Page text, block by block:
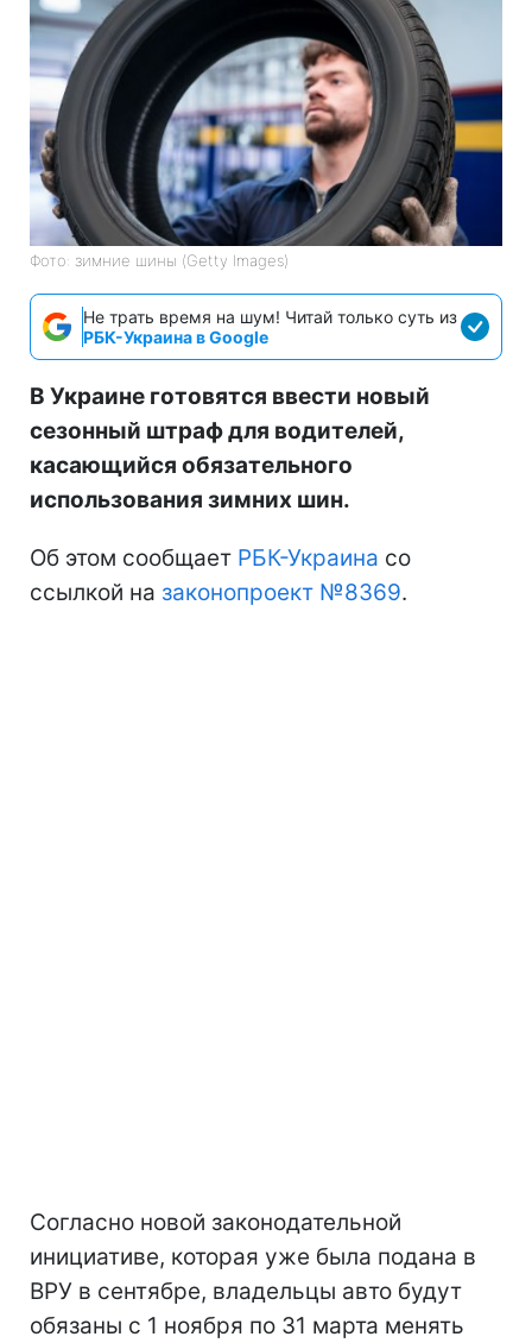
Фото: зимние шины (Getty Images)
Не трать время на шум! Читай только суть из
РБК-Украина в Google
В Украине готовятся ввести новый
сезонный штраф для водителей,
касающийся обязательного
использования зимних шин.
Об этом сообщает РБК-Украина со
ссылкой на законопроект №8369.
Согласно новой законодательной
инициативе, которая уже была подана в
ВРУ в сентябре, владельцы авто будут
обязаны с 1 ноября по 31 марта менять